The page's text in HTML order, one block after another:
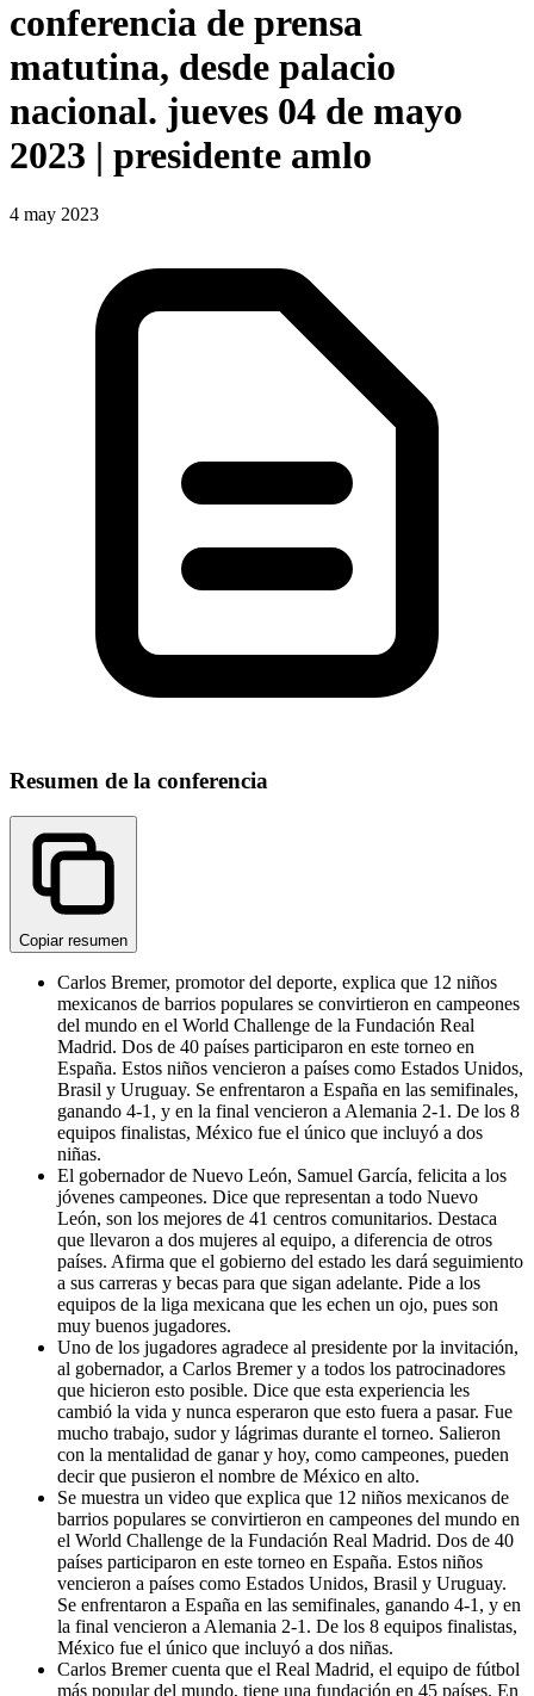
conferencia de prensa
matutina, desde palacio
nacional. jueves 04 de mayo
2023 | presidente amlo
4 may 2023
Resumen de la conferencia
Copiar resumen
Carlos Bremer, promotor del deporte, explica que 12 niños
mexicanos de barrios populares se convirtieron en campeones
del mundo en el World Challenge de la Fundación Real
Madrid. Dos de 40 países participaron en este torneo en
España. Estos niños vencieron a países como Estados Unidos,
Brasil y Uruguay. Se enfrentaron a España en las semifinales,
ganando 4-1, y en la final vencieron a Alemania 2-1. De los 8
equipos finalistas, México fue el único que incluyó a dos
niñas.
El gobernador de Nuevo León, Samuel García, felicita a los
jóvenes campeones. Dice que representan a todo Nuevo
León, son los mejores de 41 centros comunitarios. Destaca
que llevaron a dos mujeres al equipo, a diferencia de otros
países. Afirma que el gobierno del estado les dará seguimiento
a sus carreras y becas para que sigan adelante. Pide a los
equipos de la liga mexicana que les echen un ojo, pues son
muy buenos jugadores.
Uno de los jugadores agradece al presidente por la invitación,
al gobernador, a Carlos Bremer y a todos los patrocinadores
que hicieron esto posible. Dice que esta experiencia les
cambió la vida y nunca esperaron que esto fuera a pasar. Fue
mucho trabajo, sudor y lágrimas durante el torneo. Salieron
con la mentalidad de ganar y hoy, como campeones, pueden
decir que pusieron el nombre de México en alto.
Se muestra un video que explica que 12 niños mexicanos de
barrios populares se convirtieron en campeones del mundo en
el World Challenge de la Fundación Real Madrid. Dos de 40
países participaron en este torneo en España. Estos niños
vencieron a países como Estados Unidos, Brasil y Uruguay.
Se enfrentaron a España en las semifinales, ganando 4-1, y en
la final vencieron a Alemania 2-1. De los 8 equipos finalistas,
México fue el único que incluyó a dos niñas.
Carlos Bremer cuenta que el Real Madrid, el equipo de fútbol
más popular del mundo, tiene una fundación en 45 países. En